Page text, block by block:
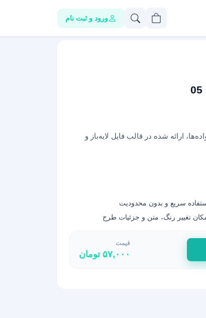
ورود و ثبت نام
ارائه شده در قالب فایل لایه‌باز و
سریع و بدون محدودیت
تغییر رنگ، متن و جزئیات طرح
قیمت
۵۷,۰۰۰ تومان